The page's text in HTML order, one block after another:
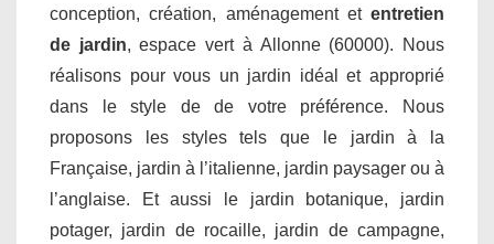
conception, création, aménagement et entretien
de jardin, espace vert à Allonne (60000). Nous
réalisons pour vous un jardin idéal et approprié
dans le style de de votre préférence. Nous
proposons les styles tels que le jardin à la
Française, jardin à l’italienne, jardin paysager ou à
l’anglaise. Et aussi le jardin botanique, jardin
potager, jardin de rocaille, jardin de campagne,